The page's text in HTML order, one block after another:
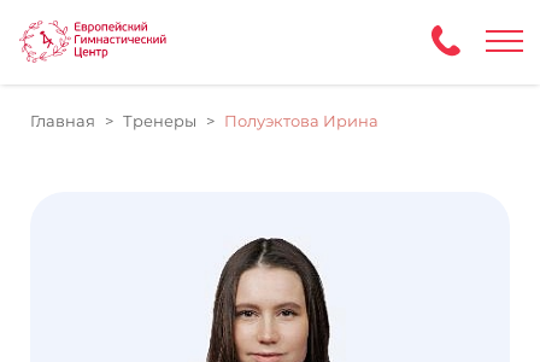
Главная Тренеры Полуэктова Ирина